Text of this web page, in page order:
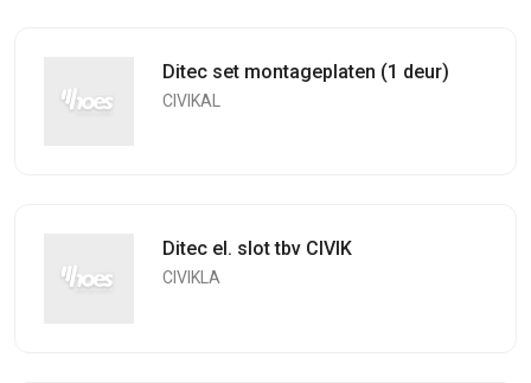
Ditec set montageplaten (1 deur)
CIVIKAL
Ditec el. slot tbv CIVIK
CIVIKLA